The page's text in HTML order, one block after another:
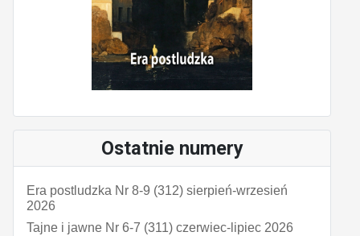
Ostatnie numery
Era postludzka Nr 8-9 (312) sierpień-wrzesień
2026
Tajne i jawne Nr 6-7 (311) czerwiec-lipiec 2026